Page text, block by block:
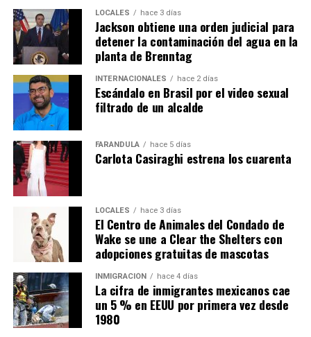
LOCALES hace 3 días
Jackson obtiene una orden judicial para
detener la contaminación del agua en la
planta de Brenntag
INTERNACIONALES hace 2 días
Escándalo en Brasil por el video sexual
filtrado de un alcalde
FARÁNDULA hace 5 días
Carlota Casiraghi estrena los cuarenta
LOCALES hace 3 días
El Centro de Animales del Condado de
Wake se une a Clear the Shelters con
adopciones gratuitas de mascotas
INMIGRACIÓN hace 4 días
La cifra de inmigrantes mexicanos cae
un 5 % en EEUU por primera vez desde
1980